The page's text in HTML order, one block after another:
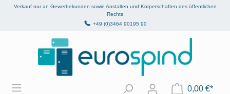
springen
Verkauf nur an Gewerbekunden sowie Anstalten und Körperschaften des öffentlichen
Rechts
+49 (0)3464 90195 90
0,00 €*